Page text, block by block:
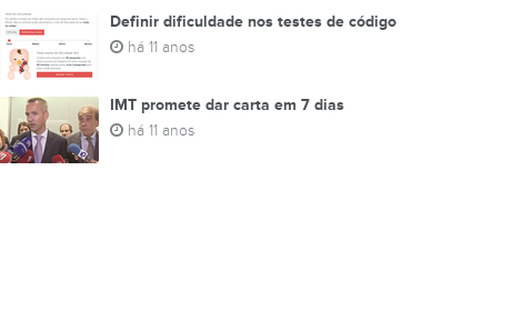
Definir dificuldade nos testes de código
há 11 anos
IMT promete dar carta em 7 dias
há 11 anos